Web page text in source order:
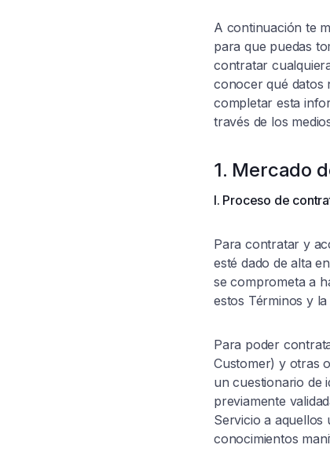
A continuación te
para que puedas
contratar
conocer qué datos
completar esta
través de los
1. Mercado
I. Proceso de
Para contratar y
esté dado de alta
se comprometa a
estos Términos y
Para poder
Customer) y otras
un cuestionario de
previamente
Servicio a
conocimientos